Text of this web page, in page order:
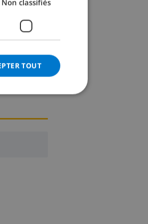
CATALAN
DANISH
Non classifiés
TOUT